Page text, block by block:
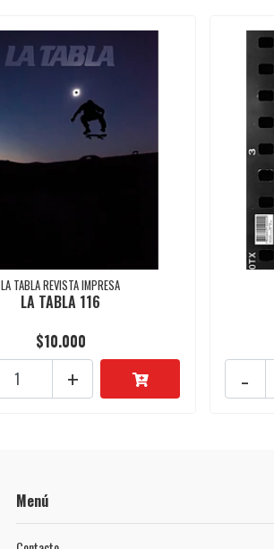
LA TABLA REVISTA IMPRESA
LA TABLA 116
$10.000
+ -
Menú